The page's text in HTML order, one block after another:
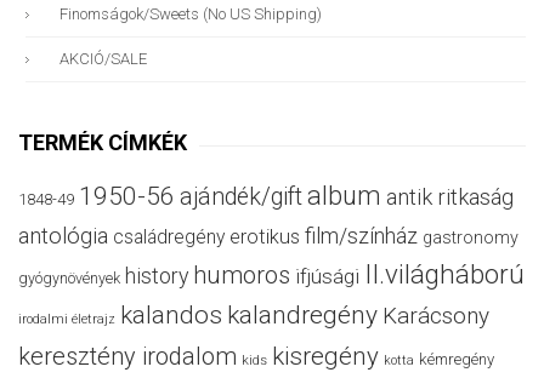
Finomságok/sweets (no US Shipping)
AKCIÓ/SALE
TERMÉK CÍMKÉK
1848-49 1950-56 ajándék/giftalbum antik ritkaság
antológia családregény erotikus film/színház gastronomy
gyógynövények history humoros ifjúsági II.világháború
irodalmi életrajz kalandos kalandregény Karácsony
keresztény irodalom kids kisregény kotta kémregény